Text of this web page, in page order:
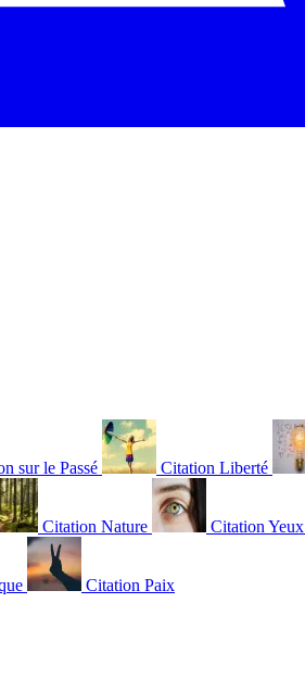
sur le Passé Citation Liberté
Citation Nature Citation Yeux
Citation Paix